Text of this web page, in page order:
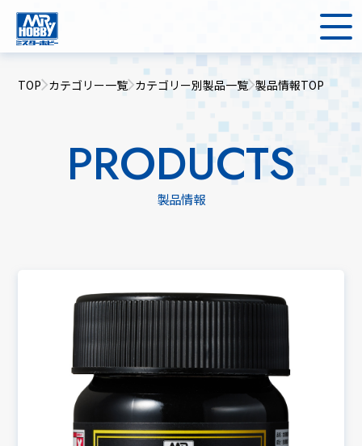
TOP カテゴリー一覧 カテゴリー別製品一覧 製品情報TOP
PRODUCTS
製品情報